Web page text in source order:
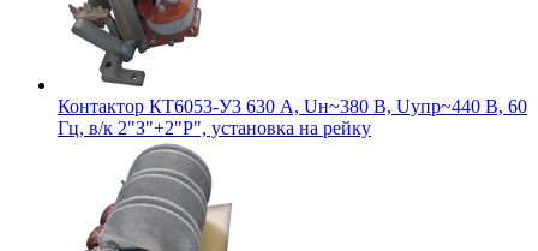
Контактор КТ6053-У3 630 А, Uн~380 В, Uупр~440 В, 60
Гц, в/к 2"З"+2"Р", установка на рейку